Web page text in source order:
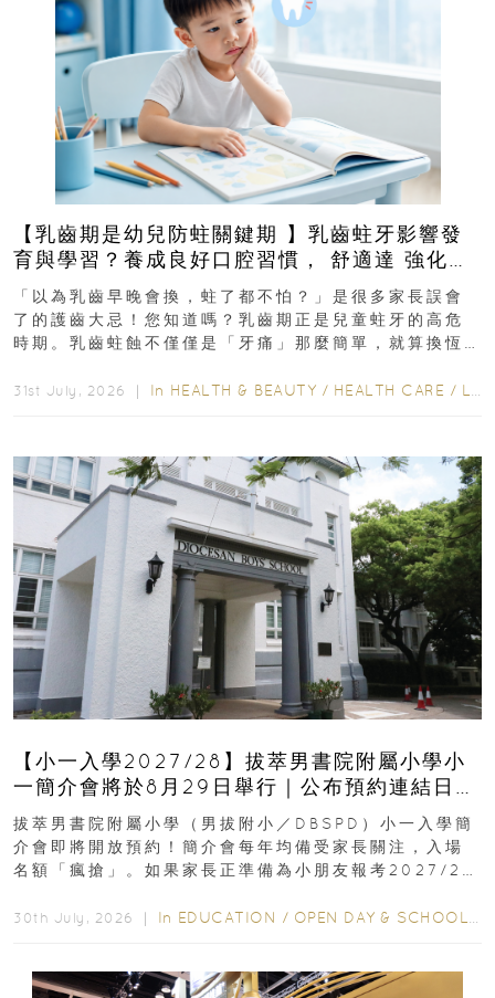
【乳齒期是幼兒防蛀關鍵期 】乳齒蛀牙影響發
育與學習？養成良好口腔習慣， 舒適達 強化琺
瑯質 兒童牙膏防護指南
「以為乳齒早晚會換，蛀了都不怕？」是很多家長誤會
了的護齒大忌！您知道嗎？乳齒期正是兒童蛀牙的高危
時期。乳齒蛀蝕不僅僅是「牙痛」那麼簡單，就算換恆
31st July, 2026 ｜ In HEALTH & BEAUTY / HEALTH CARE / LIFESTYLE
【小一入學2027/28】拔萃男書院附屬小學小
一簡介會將於8月29日舉行｜公布預約連結日期
｜更設有網上重溫
拔萃男書院附屬小學（男拔附小／DBSPD）小一入學簡
介會即將開放預約！簡介會每年均備受家長關注，入場
名額「瘋搶」。如果家長正準備為小朋友報考2027/28
30th July, 2026 ｜ In EDUCATION / OPEN DAY & SCHOOL EVENTS